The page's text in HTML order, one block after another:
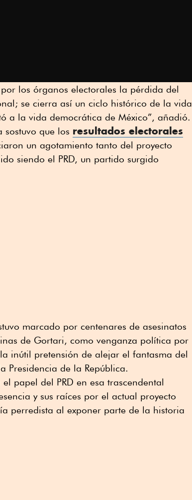
los órganos electorales la pérdida del
se cierra así un ciclo histórico de la vida
a la vida democrática de México”, añadió.
sostuvo que los resultados electorales
un agotamiento tanto del proyecto
siendo el PRD, un partido surgido
marcado por centenares de asesinatos
de Gortari, como venganza política por
inútil pretensión de alejar el fantasma del
Presidencia de la República.
papel del PRD en esa trascendental
y sus raíces por el actual proyecto
perredista al exponer parte de la historia